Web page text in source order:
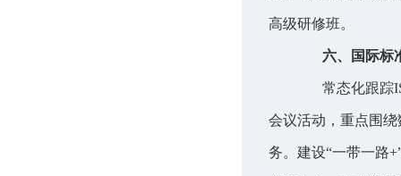
高级研修班。
六、国际标
常态化跟踪
会议活动，重点围
务。建设“一带一路